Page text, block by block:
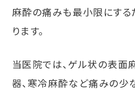
麻酔の痛みも最小限にする
ります。
当医院では、ゲル状の表面
器、寒冷麻酔など痛みの少